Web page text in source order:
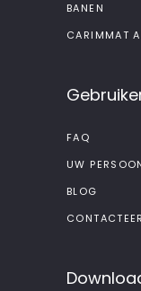
BANEN
CARIMMAT
FAQ
UW
BLOG